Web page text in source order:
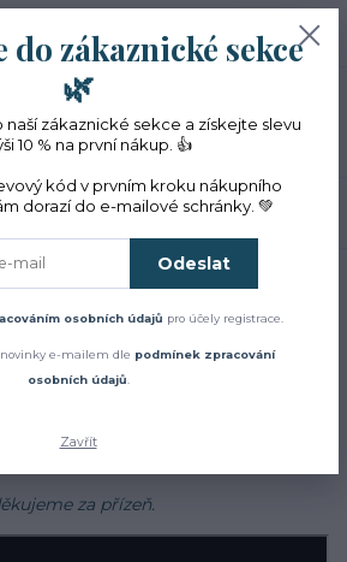
Menu
CZK
Hledat
0ks
0 Kč
Úvod
chodí?
za přízeň.
do zákaznické sekce
🌿
zákaznické sekce a získejte slevu
10 % na první nákup. 👍
kód v prvním kroku nákupního
dorazí do e-mailové schránky. 💚
Odeslat
osobních údajů pro účely registrace.
e-mailem dle podmínek zpracování
osobních údajů
Zavřít